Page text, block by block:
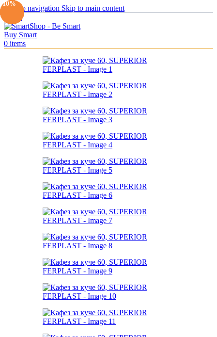
Skip to navigation Skip to main content
0 items
-10%
-10%
-10%
-10%
-10%